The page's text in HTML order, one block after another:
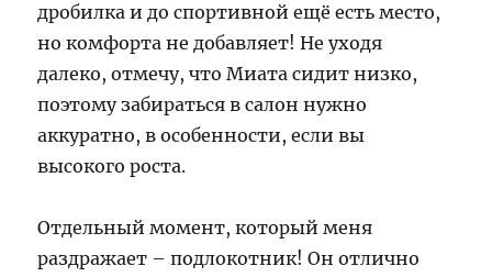
дробилка и до спортивной ещё есть место,
но комфорта не добавляет! Не уходя
далеко, отмечу, что Миата сидит низко,
поэтому забираться в салон нужно
аккуратно, в особенности, если вы
высокого роста.
Отдельный момент, который меня
раздражает – подлокотник! Он отлично